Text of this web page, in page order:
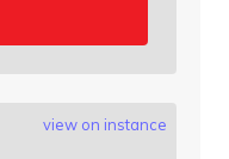
view on instance